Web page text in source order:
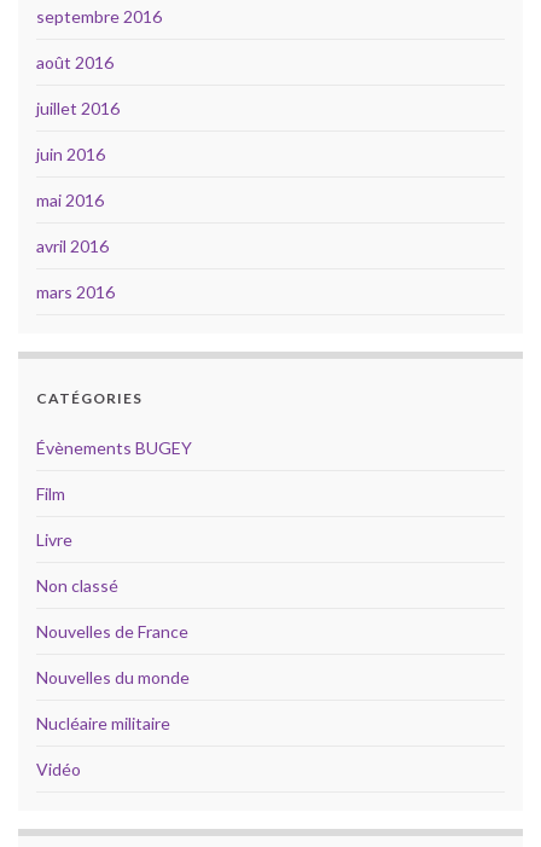
septembre 2016
août 2016
juillet 2016
juin 2016
mai 2016
avril 2016
mars 2016
CATÉGORIES
Évènements BUGEY
Film
Livre
Non classé
Nouvelles de France
Nouvelles du monde
Nucléaire militaire
Vidéo